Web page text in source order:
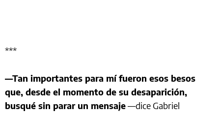
***
—Tan importantes para mí fueron esos besos
que, desde el momento de su desaparición,
busqué sin parar un mensaje—dice Gabriel